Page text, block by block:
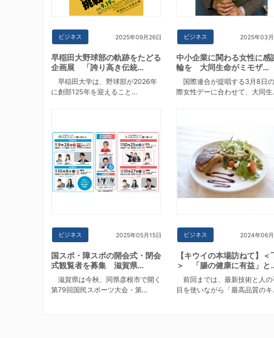
ビジネス 2025年09月26日
早稲田大野球部の軌跡をたどる
企画展 「誇り高き伝統…
早稲田大学は、野球部が2026年
に創部125年を迎えること…
ビジネス 2025年03
中小企業に関わる女性に感
輪を 大同生命がミモザ…
国際連合が提唱する3月8日
際女性デーに合わせて、大同
ビジネス 2025年05月15日
国スポ・障スポの開会式・閉会
式観覧者を募集 滋賀県…
滋賀県は今秋、同県彦根市で開く
第79回国民スポーツ大会・第…
ビジネス 2024年06
【キウイの本場訪ねて】＜
＞ 「腸の健康に有益」と
前回までは、最新技術と人の
目を使いながら「最高品質の